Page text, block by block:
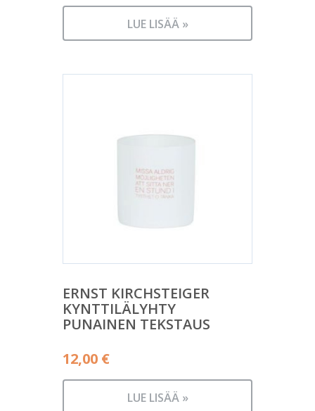
LUE LISÄÄ »
ERNST KIRCHSTEIGER
KYNTTILÄLYHTY
PUNAINEN TEKSTAUS
12,00 €
LUE LISÄÄ »